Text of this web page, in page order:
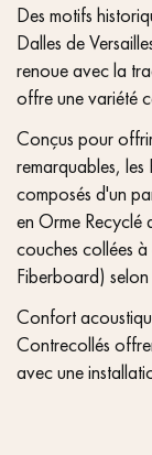
Des motifs
Dalles de
renoue avec la
offre une variété
Conçus pour
remarquables,
composés d'un
en Orme Recyclé
couches collées
Fiberboard) selon
Confort
Contrecollés
avec une